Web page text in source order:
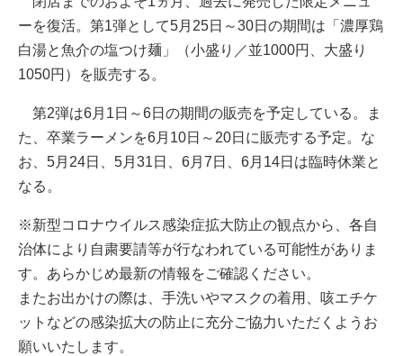
ーを復活。第1弾として5月25日～30日の期間は「濃厚鶏
白湯と魚介の塩つけ麺」（小盛り／並1000円、大盛り
1050円）を販売する。
第2弾は6月1日～6日の期間の販売を予定している。ま
た、卒業ラーメンを6月10日～20日に販売する予定。な
お、5月24日、5月31日、6月7日、6月14日は臨時休業と
なる。
※新型コロナウイルス感染症拡大防止の観点から、各自
治体により自粛要請等が行なわれている可能性がありま
す。あらかじめ最新の情報をご確認ください。
またお出かけの際は、手洗いやマスクの着用、咳エチケ
ットなどの感染拡大の防止に充分ご協力いただくようお
願いいたします。